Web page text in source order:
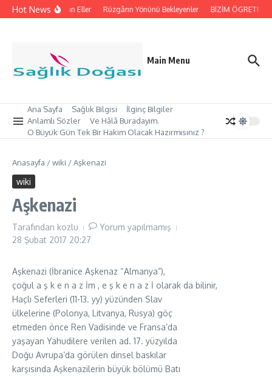
İçeriğe atla
Hot Newsİpleri Tutan Eller Rüzgârın Yönünü Bekleyenler BİZİM
Main Menu
Ana Sayfa Sağlık Bilgisi
İlginç Bilgiler
Anlamlı Sözler
Ve Hâlâ Buradayım.
O Büyük Gün Tek Bir Hakim Olacak Hazırmısınız ?
Anasayfa /wiki /Aşkenazi
wiki
Aşkenazi
Tarafından kozlu
Yorum yapılmamış
28 Şubat 2017 20:27
Aşkenazi (İbranice Aşkenaz “Almanya”),
çoğul a ş k e n a z İm , e ş k e n a z İ olarak da bilinir,
Haçlı Seferleri (11-13. yy) yüzünden Slav
ülkelerine (Polonya, Litvanya, Rusya) göç
etmeden önce Ren Vadisinde ve Fransa’da
yaşayan Yahudilere verilen ad. 17. yüzyılda
Doğu Avrupa’da görülen dinsel baskılar
karşısında Aşkenazilerin büyük bölümü Batı